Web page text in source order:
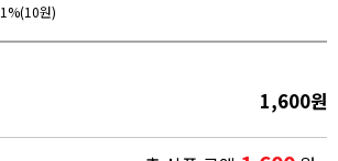
1%(10원)
1,600원